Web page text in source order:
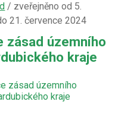
/ zveřejněno od 5.
21. července 2024
zásad územního
kraje
zásad územního
kraje